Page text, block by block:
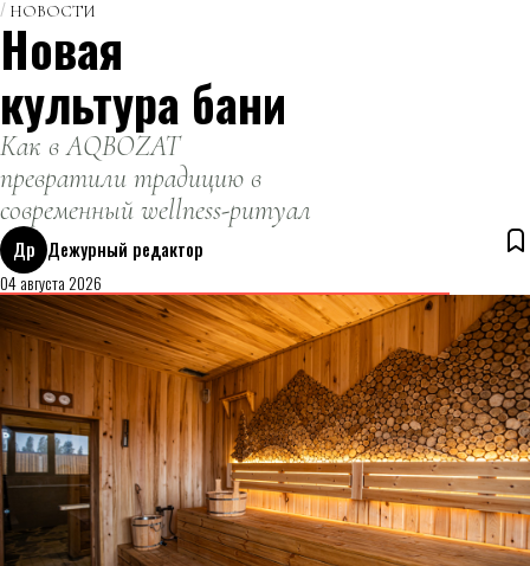
НОВОСТИ
Новая
культура бани
Как в AQBOZAT
превратили традицию в
современный wellness-ритуал
Др Дежурный редактор
04 августа 2026